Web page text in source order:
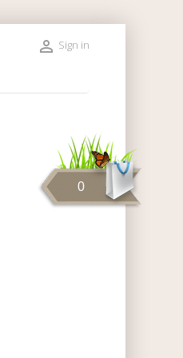
 Sign in
0